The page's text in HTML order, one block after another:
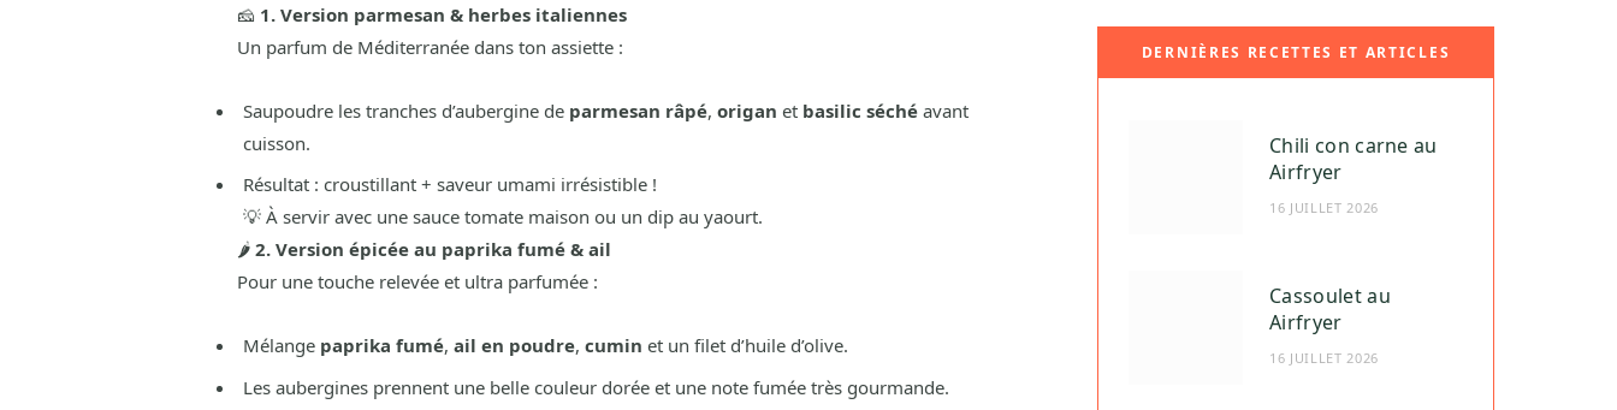
🧀 1. Version parmesan & herbes italiennes
Un parfum de Méditerranée dans ton assiette :
Saupoudre les tranches d’aubergine de parmesan râpé, origan et basilic séchéavant
cuisson.
Résultat : croustillant + saveur umami irrésistible !
💡 À servir avec une sauce tomate maison ou un dip au yaourt.
🌶️ 2. Version épicée au paprika fumé & ail
Pour une touche relevée et ultra parfumée :
Mélange paprika fumé, ail en poudre, cumin et un filet d’huile d’olive.
Les aubergines prennent une belle couleur dorée et une note fumée très gourmande.
DERNIÈRES RECETTES ET ARTICLES
Chili con carne au
Airfryer
16 JUILLET 2026
Cassoulet au
Airfryer
16 JUILLET 2026